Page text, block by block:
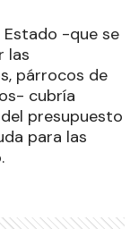
Estado -que se
las
párrocos de
cubría
presupuesto
para las
.